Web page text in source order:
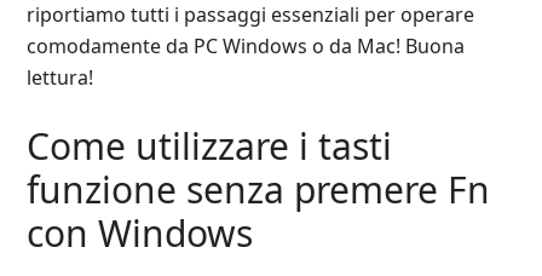
riportiamo tutti i passaggi essenziali per operare
comodamente da PC Windows o da Mac! Buona
lettura!
Come utilizzare i tasti
funzione senza premere Fn
con Windows